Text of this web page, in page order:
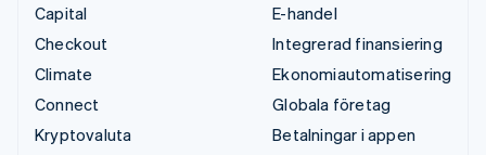
Capital
Checkout
Climate
Connect
Kryptovaluta
E-handel
Integrerad finansiering
Ekonomiautomatisering
Globala företag
Betalningar i appen